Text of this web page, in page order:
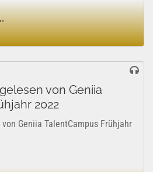
von Geniia
2022
Geniia TalentCampus Frühjahr